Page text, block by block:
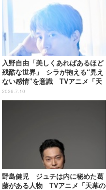
入野自由「美しくあればあるほど
残酷な世界」 シラが抱える“見え
ない感情”を意識 TVアニメ「天
幕のジャードゥーガル」インタビ
ュー（４）
2026.7.10
野島健児 ジュチは内に秘めた葛
藤がある人物 TVアニメ「天幕の